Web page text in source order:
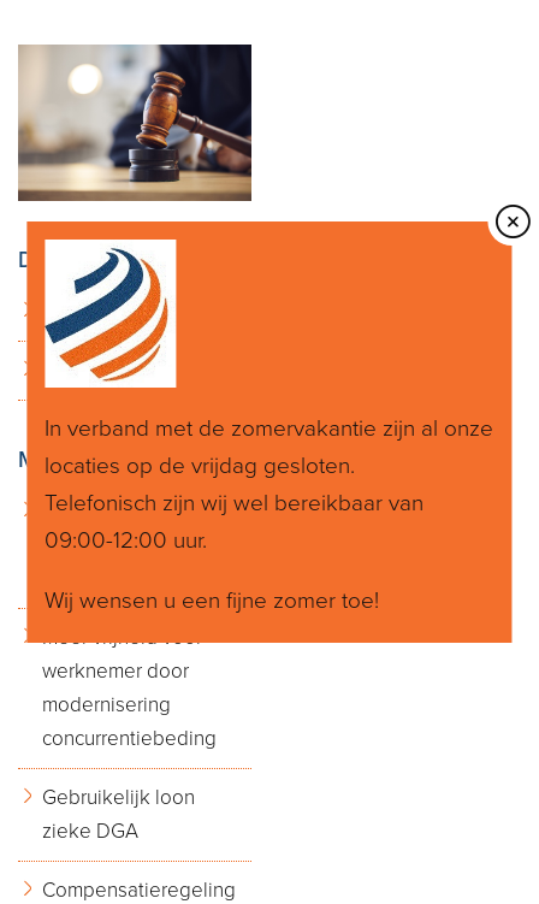
Deel dit bericht
LinkedIn
Twitter
Meer berichten
Pensioen DGA gaat
in: gevolg voor
Meer vrijheid voor
werknemer door
modernisering
concurrentiebeding
Gebruikelijk loon
zieke DGA
Compensatieregeling
In verband met de zomervakantie zijn al onze
locaties op de vrijdag gesloten.
Telefonisch zijn wij wel bereikbaar van
09:00-12:00 uur.
Wij wensen u een fijne zomer toe!